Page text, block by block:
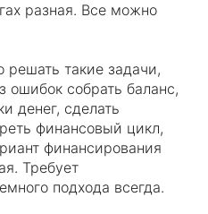
разная. Все можно
решать такие задачи,
ошибок собрать баланс,
денег, сделать
финансовый цикл,
финансирования
Требует
подхода всегда.